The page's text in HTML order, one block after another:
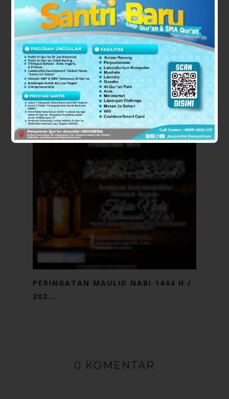
TAFSIR TARJUMAN AL-MUSTAFID
KARYA S...
PERINGATAN MAULID NABI 1444 H /
202...
0 KOMENTAR